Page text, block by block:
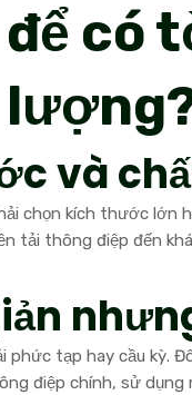
có
và
chọn kích thước lớn
tải thông điệp đến
tạp hay cầu kỳ.
điệp chính, sử dụng